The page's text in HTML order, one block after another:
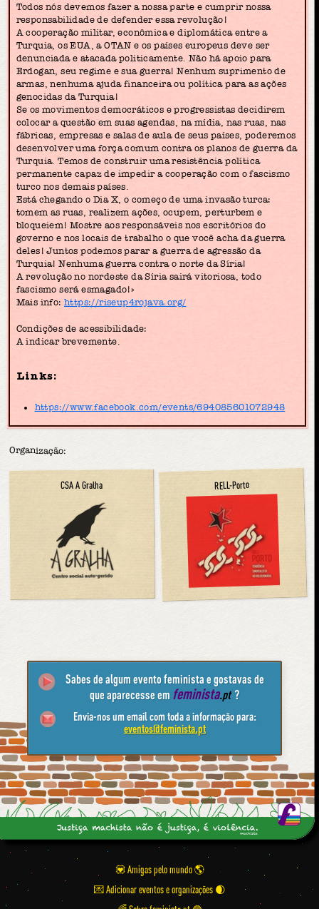
Todos nós devemos fazer a nossa parte e cumprir nossa
responsabilidade de defender essa revolução!
A cooperação militar, econômica e diplomática entre a
Turquia, os EUA, a OTAN e os países europeus deve ser
denunciada e atacada politicamente. Não há apoio para
Erdogan, seu regime e sua guerra! Nenhum suprimento de
armas, nenhuma ajuda financeira ou política para as ações
genocidas da Turquia!
Se os movimentos democráticos e progressistas decidirem
colocar a questão em suas agendas, na mídia, nas ruas, nas
fábricas, empresas e salas de aula de seus países, poderemos
desenvolver uma força comum contra os planos de guerra da
Turquia. Temos de construir uma resistência política
permanente capaz de impedir a cooperação com o fascismo
turco nos demais países.
Está chegando o Dia X, o começo de uma invasão turca:
tomem as ruas, realizem ações, ocupem, perturbem e
bloqueiem! Mostre aos responsáveis nos escritórios do
governo e nos locais de trabalho o que você acha da guerra
deles! Juntos podemos parar a guerra de agressão da
Turquia! Nenhuma guerra contra o norte da Síria!
A revolução no nordeste da Síria sairá vitoriosa, todo
fascismo será esmagado!»
Mais info: https://riseup4rojava.org/
Condições de acessibilidade:
A indicar brevemente.
Links:
https://www.facebook.com/events/694085601072948
Organização:
CSA A Gralha RELL-Porto
Sabes de algum evento feminista e gostavas de
que aparecesse em feminista.pt ?
Envia-nos um email com toda a informação para:
eventos@feminista.pt
💟 Amigas pelo mundo
💌 Adicionar eventos e organizações